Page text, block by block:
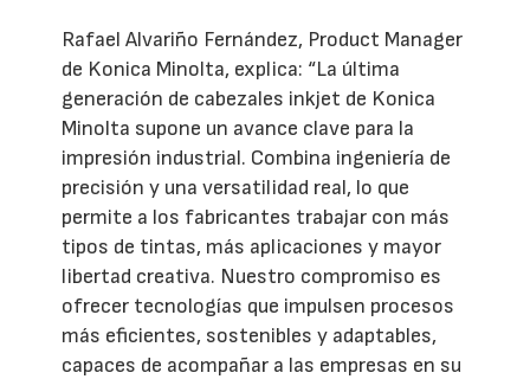
Rafael Alvariño Fernández, Product Manager
de Konica Minolta, explica: “La última
generación de cabezales inkjet de Konica
Minolta supone un avance clave para la
impresión industrial. Combina ingeniería de
precisión y una versatilidad real, lo que
permite a los fabricantes trabajar con más
tipos de tintas, más aplicaciones y mayor
libertad creativa. Nuestro compromiso es
ofrecer tecnologías que impulsen procesos
más eficientes, sostenibles y adaptables,
capaces de acompañar a las empresas en su